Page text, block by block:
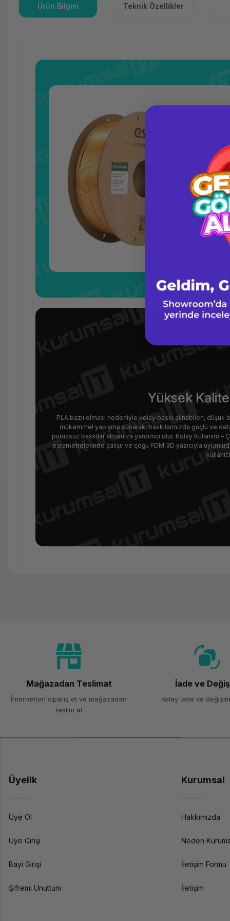
Ürün Bilgisi Teknik Özellikler
Yüksek
PLA bazlı olması nedeniyle kolay baskı alınabilen,
mükemmel yapışma sunarak, baskılarınızda güçlü ve
pürüzsüz baskılar almanıza yardımcı olur. Kolay Kullanım –
parametrelerinde çalışır ve çoğu FDM 3D yazıcıyla
Model
Renk
Mağazadan Teslimat
İnternetten sipariş et ve mağazadan
teslim al
İade ve
Kolay iade ve
Üyelik
Üye Ol
Üye Girişi
Bayi Girişi
Şifremi Unuttum
Kurumsal
Hakkımızda
Neden
İletişim Formu
İletişim